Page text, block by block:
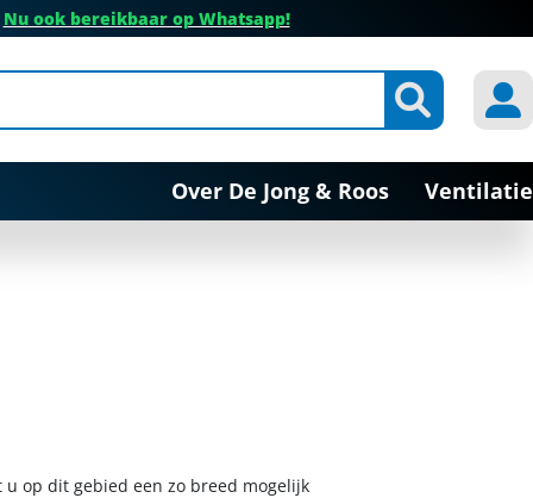
Nu ook bereikbaar op Whatsapp!
Over De Jong & Roos Ventilatie
u op dit gebied een zo breed mogelijk